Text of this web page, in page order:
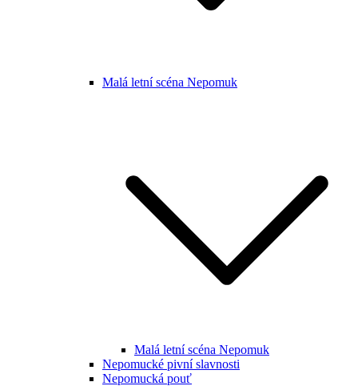
Malá letní scéna Nepomuk
Malá letní scéna Nepomuk
Nepomucké pivní slavnosti
Nepomucká pouť